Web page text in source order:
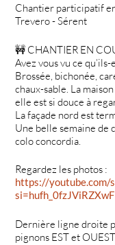
Chantier participatif
Trevero - Sérent
🚧 CHANTIER EN
Avez vous vu ce
Brossée, bichonée,
chaux-sable. La
elle est si douce à
La façade nord est
Une belle semaine de
colo concordia.
Regardez les photos :
https://youtube.com/
si=hufh_0fzJViRZXwF
Dernière ligne droite
pignons EST et